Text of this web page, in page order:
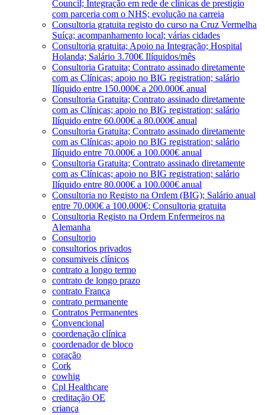
Council; Integração em rede de clínicas de prestígio
com parceria com o NHS; evolução na carreia
Consultoria gratuita registo do curso na Cruz Vermelha
Suíça; acompanhamento local; várias cidades
Consultoria gratuita; Apoio na Integração; Hospital
Holanda; Salário 3.700€ Ilíquidos/mês
Consultoria Gratuita; Contrato assinado diretamente
com as Clínicas; apoio no BIG registration; salário
Ilíquido entre 150.000€ a 200.000€ anual
Consultoria Gratuita; Contrato assinado diretamente
com as Clínicas; apoio no BIG registration; salário
Ilíquido entre 60.000€ a 80.000€ anual
Consultoria Gratuita; Contrato assinado diretamente
com as Clínicas; apoio no BIG registration; salário
Ilíquido entre 70.000€ a 100.000€ anual
Consultoria Gratuita; Contrato assinado diretamente
com as Clínicas; apoio no BIG registration; salário
Ilíquido entre 80.000€ a 100.000€ anual
Consultoria no Registo na Ordem (BIG); Salário anual
entre 70.000€ a 100.000€; Consultoria gratuita
Consultoria Registo na Ordem Enfermeiros na
Alemanha
Consultorio
consultorios privados
consumiveis clínicos
contrato a longo termo
contrato de longo prazo
contrato França
contrato permanente
Contratos Permanentes
Convencional
coordenação clínica
coordenador de bloco
coração
Cork
cowhig
Cpl Healthcare
creditação OE
criança